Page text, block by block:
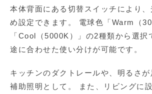
本体背面にある切替スイッチにより、
め設定できます。 電球色「Warm（
「Cool（5000K）」の2種類から選択
途に合わせた使い分けが可能です。
キッチンのダクトレールや、明るさ
補助照明として。 また、リビングに